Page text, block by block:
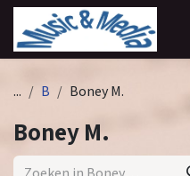
Overslaan naar inhoud
... B Boney M.
Boney M.